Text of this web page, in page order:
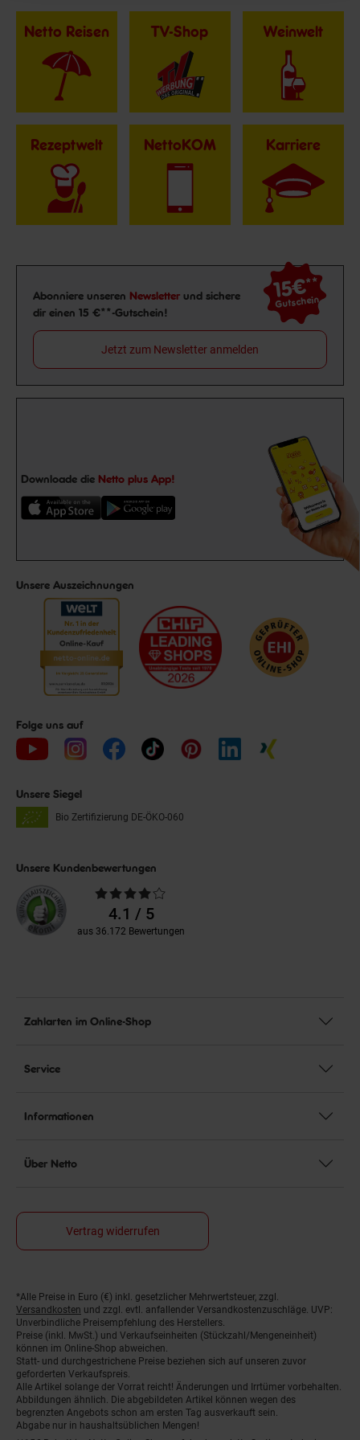
Netto Reisen TV-Shop Weinwelt
Rezeptwelt NettoKOM Karriere
Newsletter Anmeldung
Abonniere unseren Newsletter und sichere
dir einen 15 €**-Gutschein!
15€**
Gutschein
Jetzt zum Newsletter anmelden
Downloade die Netto plus App!
Unsere Auszeichnungen
Folge uns auf
Unsere Siegel
Bio Zertifizierung DE-ÖKO-060
Unsere Kundenbewertungen
Durchschnittliche
Bewertungen4.1 / 5
aus 36.172 Bewertungen
Zahlarten im Online-Shop
Service
Informationen
Über Netto
Vertrag widerrufen
Fußnoten
*Alle Preise in Euro (€) inkl. gesetzlicher Mehrwertsteuer, zzgl.
Versandkosten und zzgl. evtl. anfallender Versandkostenzuschläge. UVP:
Unverbindliche Preisempfehlung des Herstellers.
Preise (inkl. MwSt.) und Verkaufseinheiten (Stückzahl/Mengeneinheit)
können im Online-Shop abweichen.
Statt- und durchgestrichene Preise beziehen sich auf unseren zuvor
geforderten Verkaufspreis.
Alle Artikel solange der Vorrat reicht! Änderungen und Irrtümer vorbehalten.
Abbildungen ähnlich. Die abgebildeten Artikel können wegen des
begrenzten Angebots schon am ersten Tag ausverkauft sein.
Abgabe nur in haushaltsüblichen Mengen!